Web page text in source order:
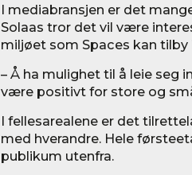
I mediabransjen er det
Solaas tror det vil være
miljøet som Spaces kan tilby
– Å ha mulighet til å leie seg
være positivt for store og
I fellesarealene er det
med hverandre. Hele
publikum utenfra.